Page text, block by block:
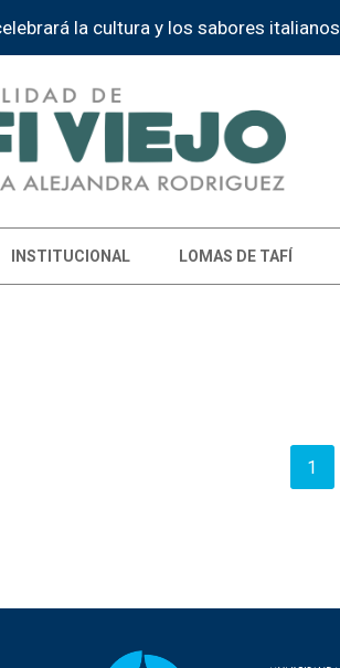
la cultura y los sabores italianos
INSTITUCIONAL LOMAS DE TAFÍ
1